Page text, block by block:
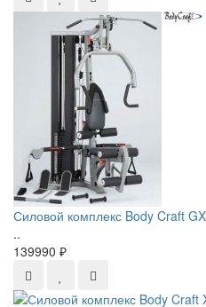
Силовой комплекс Body Craft
..
139990 ₽